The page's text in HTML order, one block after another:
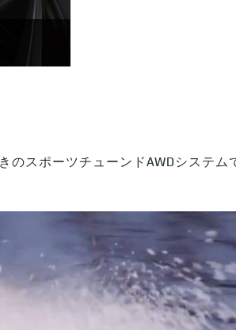
スポーツチューンドAWDシステ